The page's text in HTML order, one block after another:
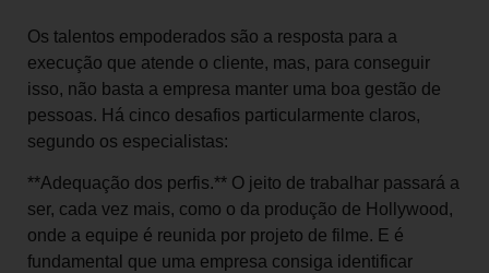
Os talentos empoderados são a resposta para a
execução que atende o cliente, mas, para conseguir
isso, não basta a empresa manter uma boa gestão de
pessoas. Há cinco desafios particularmente claros,
segundo os especialistas:
**Adequação dos perfis.** O jeito de trabalhar passará a
ser, cada vez mais, como o da produção de Hollywood,
onde a equipe é reunida por projeto de filme. E é
fundamental que uma empresa consiga identificar